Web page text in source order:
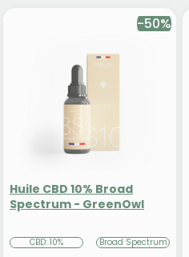
-50%
Huile CBD 10% Broad
Spectrum - GreenOwl
CBD: 10% Broad Spectrum